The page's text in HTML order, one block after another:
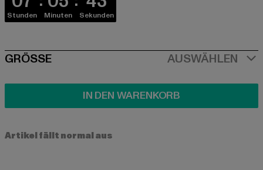
Stunden Minuten Sekunden
SIZE
GRÖSSE AUSWÄHLEN
IN DEN WARENKORB
Artikel fällt normal aus